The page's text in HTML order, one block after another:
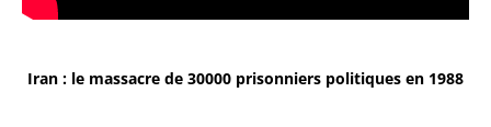
Iran : le massacre de 30000 prisonniers politiques en 1988